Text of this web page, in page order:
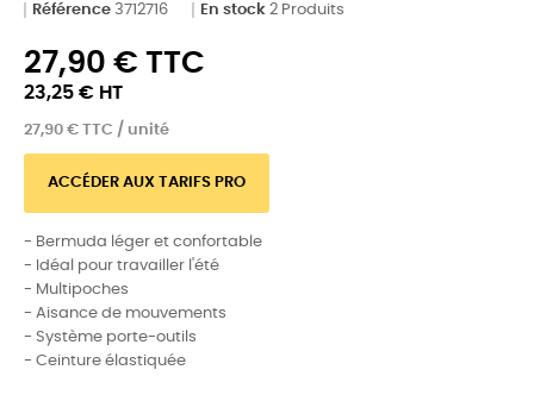
Référence 3712716 En stock 2 Produits
27,90 € TTC
23,25 € HT
27,90 € TTC / unité
ACCÉDER AUX TARIFS PRO
- Bermuda léger et confortable
- Idéal pour travailler l'été
- Multipoches
- Aisance de mouvements
- Système porte-outils
- Ceinture élastiquée